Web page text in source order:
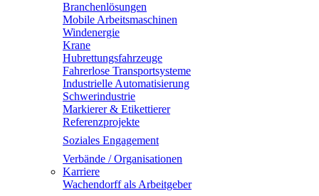
Branchenlösungen
Mobile Arbeitsmaschinen
Windenergie
Krane
Hubrettungsfahrzeuge
Fahrerlose Transportsysteme
Industrielle Automatisierung
Schwerindustrie
Markierer & Etikettierer
Referenzprojekte
Soziales Engagement
Verbände / Organisationen
Karriere
Wachendorff als Arbeitgeber